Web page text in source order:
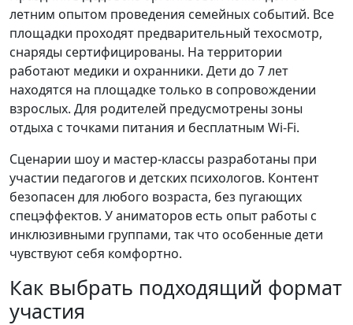
летним опытом проведения семейных событий. Все
площадки проходят предварительный техосмотр,
снаряды сертифицированы. На территории
работают медики и охранники. Дети до 7 лет
находятся на площадке только в сопровождении
взрослых. Для родителей предусмотрены зоны
отдыха с точками питания и бесплатным Wi-Fi.
Сценарии шоу и мастер-классы разработаны при
участии педагогов и детских психологов. Контент
безопасен для любого возраста, без пугающих
спецэффектов. У аниматоров есть опыт работы с
инклюзивными группами, так что особенные дети
чувствуют себя комфортно.
Как выбрать подходящий формат
участия